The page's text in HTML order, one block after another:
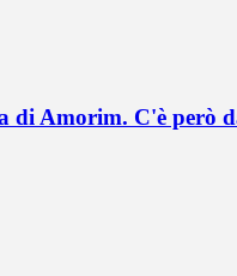
di Amorim. C'è però